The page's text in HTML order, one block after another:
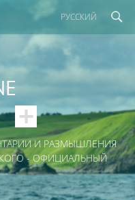
РУССКИЙ
И РАЗМЫШЛЕНИЯ
- ОФИЦИАЛЬНЫЙ